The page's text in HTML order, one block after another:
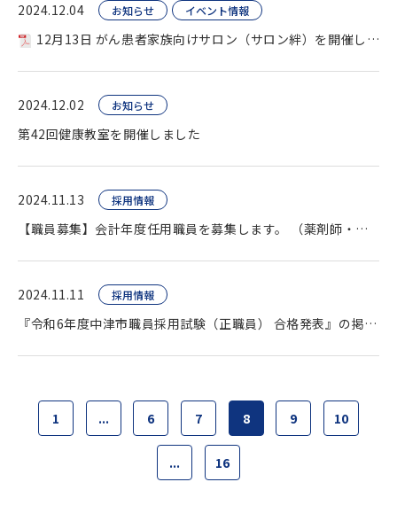
2024.12.04 お知らせ イベント情報
12月13日 がん患者家族向けサロン（サロン絆）を開催します
2024.12.02 お知らせ
第42回健康教室を開催しました
2024.11.13 採用情報
【職員募集】会計年度任用職員を募集します。 （薬剤師・臨床検査技師・看護師ほか）
2024.11.11 採用情報
『令和6年度中津市職員採用試験（正職員） 合格発表』の掲載をいたしました。
1 ... 6 7 8 9 10
... 16